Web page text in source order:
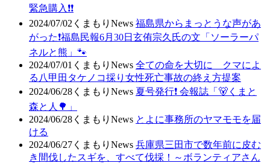
緊急購入❗❗
2024/07/02 くまもりNews 福島県からまっとうな声があ
がった❗福島民報6月30日玄侑宗久氏の文「ソーラーパ
ネルと熊」🐾
2024/07/01 くまもりNews 全ての命を大切に クマによ
る八甲田タケノコ採り女性死亡事故の終え方提案
2024/06/28 くまもりNews 夏号発行❗️ 会報誌「🐻くまと
森と人🌳」
2024/06/28 くまもりNews とよに事務所のヤマモモを届
ける
2024/06/27 くまもりNews 兵庫県三田市で数年前に皮む
き間伐したスギを、すべて伐採！～ボランティアさん